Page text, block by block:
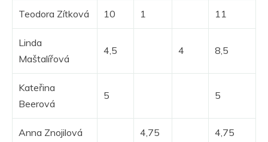
Teodora Zítková 10 1 11
Linda
Maštalířová
4,5 4 8,5
Kateřina
Beerová
5 5
Anna Znojilová 4,75 4,75